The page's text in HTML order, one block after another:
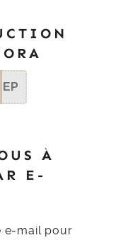
SEP
À
E-
e-mail pour